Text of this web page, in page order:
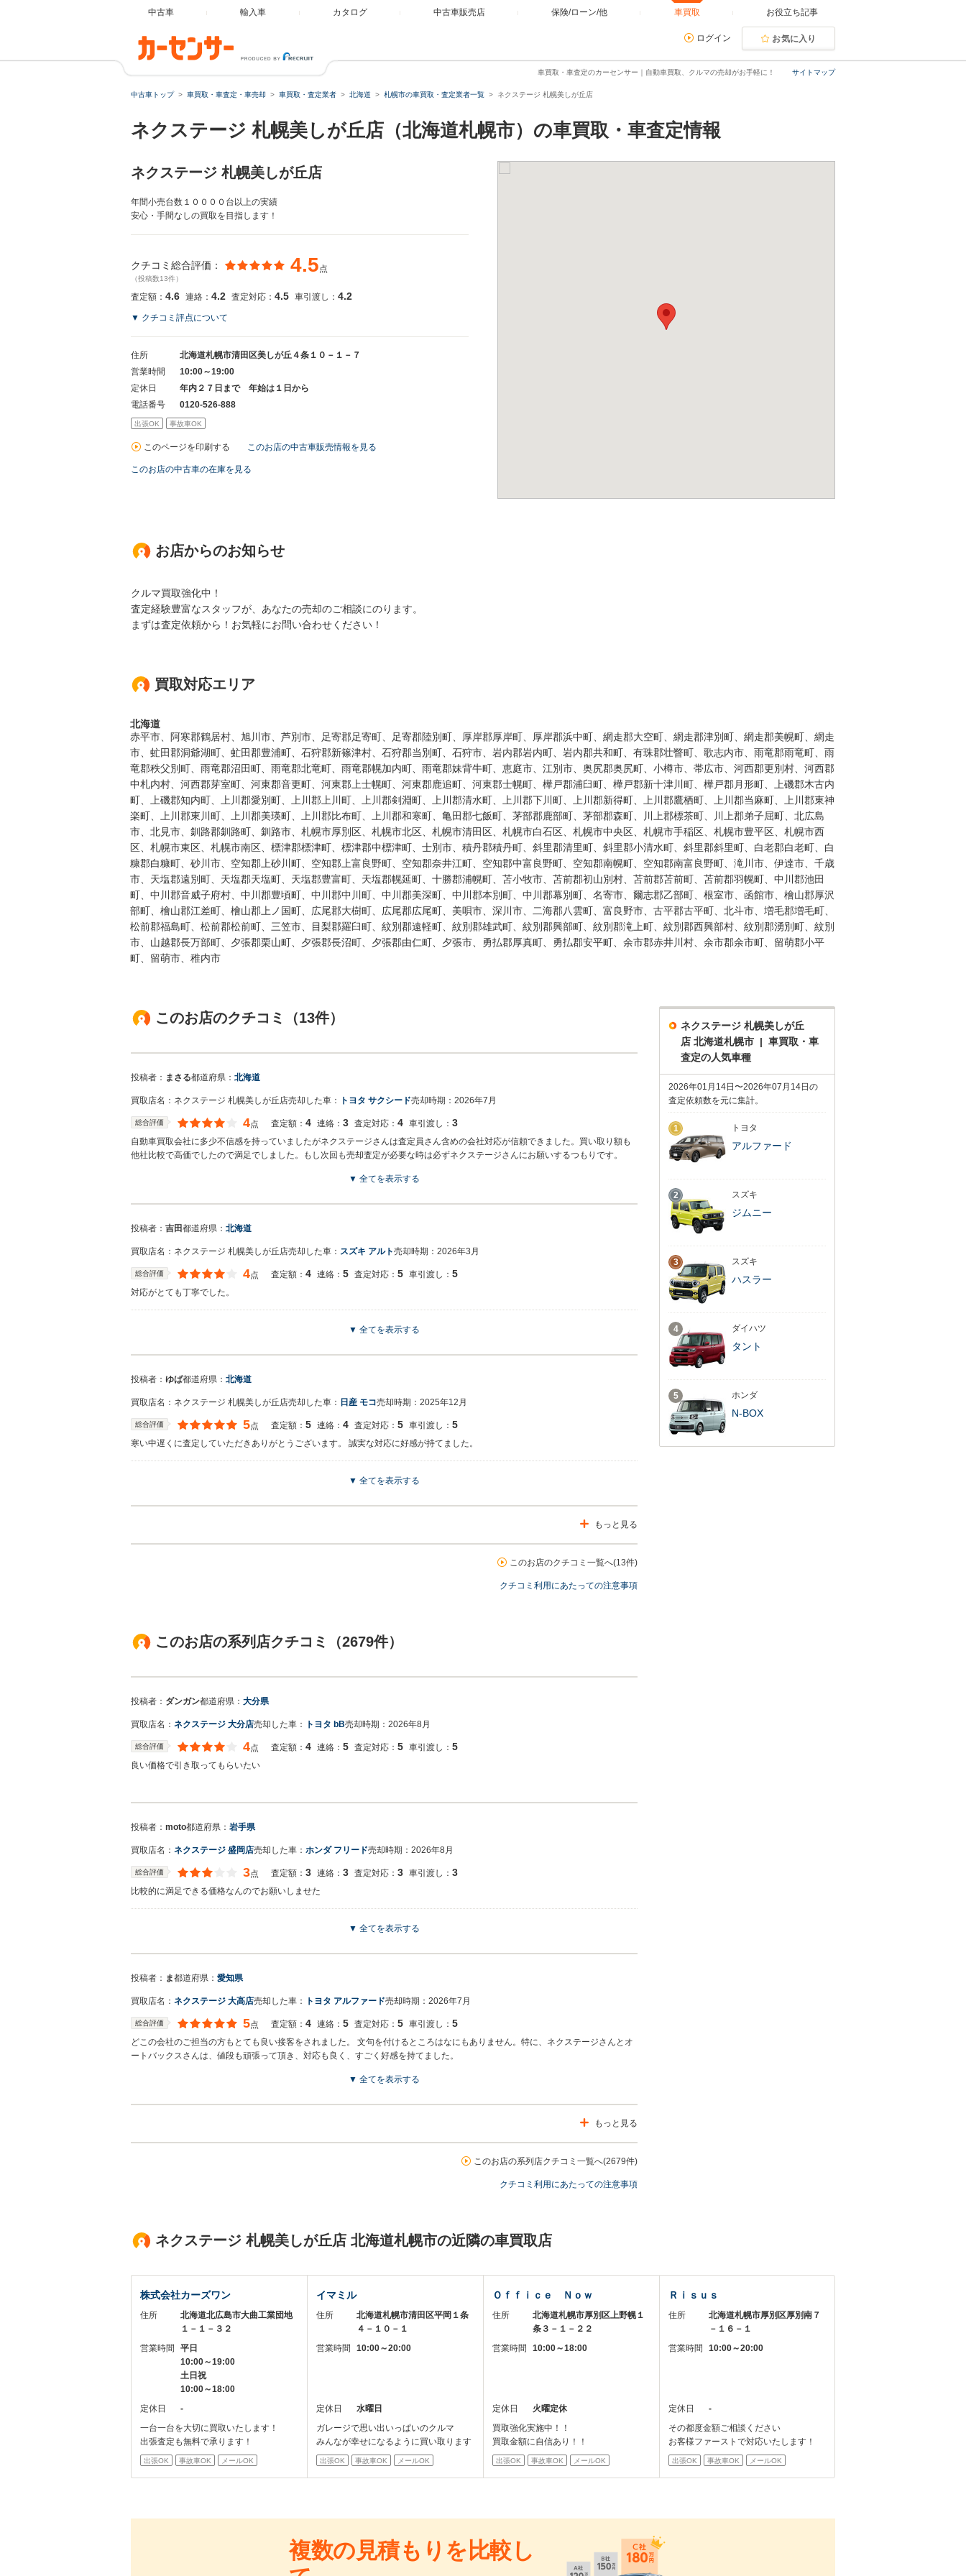
中古車 輸入車 カタログ 中古車販売店 保険/ローン/他 車買取 お役立ち記事
ログイン お気に入り
サイトマップ
車買取・車査定のカーセンサー｜自動車買取、クルマの売却がお手軽に！
中古車トップ 車買取・車査定・車売却 車買取・査定業者 北海道 札幌市の車買取・査定業者一覧 ネクステージ 札幌美しが丘店
ネクステージ 札幌美しが丘店（北海道札幌市）の車買取・車査定情報
ネクステージ 札幌美しが丘店
年間小売台数１００００台以上の実績
安心・手間なしの買取を目指します！
クチコミ総合評価： 4.5点
（投稿数13件）
査定額： 4.6 連絡： 4.2 査定対応： 4.5 車引渡し： 4.2
▼ クチコミ評点について
住所
北海道札幌市清田区美しが丘４条１０－１－７
営業時間
10:00～19:00
定休日
年内２７日まで 年始は１日から
電話番号
0120-526-888
出張OK 事故車OK
このページを印刷する このお店の中古車販売情報を見る
このお店の中古車の在庫を見る
お店からのお知らせ
クルマ買取強化中！
査定経験豊富なスタッフが、あなたの売却のご相談にのります。
まずは査定依頼から！お気軽にお問い合わせください！
買取対応エリア
北海道
赤平市、阿寒郡鶴居村、旭川市、芦別市、足寄郡足寄町、足寄郡陸別町、厚岸郡厚岸町、厚岸郡浜中町、網走郡大空町、網走郡津別町、網走郡美幌町、網走
市、虻田郡洞爺湖町、虻田郡豊浦町、石狩郡新篠津村、石狩郡当別町、石狩市、岩内郡岩内町、岩内郡共和町、有珠郡壮瞥町、歌志内市、雨竜郡雨竜町、雨
竜郡秩父別町、雨竜郡沼田町、雨竜郡北竜町、雨竜郡幌加内町、雨竜郡妹背牛町、恵庭市、江別市、奥尻郡奥尻町、小樽市、帯広市、河西郡更別村、河西郡
中札内村、河西郡芽室町、河東郡音更町、河東郡上士幌町、河東郡鹿追町、河東郡士幌町、樺戸郡浦臼町、樺戸郡新十津川町、樺戸郡月形町、上磯郡木古内
町、上磯郡知内町、上川郡愛別町、上川郡上川町、上川郡剣淵町、上川郡清水町、上川郡下川町、上川郡新得町、上川郡鷹栖町、上川郡当麻町、上川郡東神
楽町、上川郡東川町、上川郡美瑛町、上川郡比布町、上川郡和寒町、亀田郡七飯町、茅部郡鹿部町、茅部郡森町、川上郡標茶町、川上郡弟子屈町、北広島
市、北見市、釧路郡釧路町、釧路市、札幌市厚別区、札幌市北区、札幌市清田区、札幌市白石区、札幌市中央区、札幌市手稲区、札幌市豊平区、札幌市西
区、札幌市東区、札幌市南区、標津郡標津町、標津郡中標津町、士別市、積丹郡積丹町、斜里郡清里町、斜里郡小清水町、斜里郡斜里町、白老郡白老町、白
糠郡白糠町、砂川市、空知郡上砂川町、空知郡上富良野町、空知郡奈井江町、空知郡中富良野町、空知郡南幌町、空知郡南富良野町、滝川市、伊達市、千歳
市、天塩郡遠別町、天塩郡天塩町、天塩郡豊富町、天塩郡幌延町、十勝郡浦幌町、苫小牧市、苫前郡初山別村、苫前郡苫前町、苫前郡羽幌町、中川郡池田
町、中川郡音威子府村、中川郡豊頃町、中川郡中川町、中川郡美深町、中川郡本別町、中川郡幕別町、名寄市、爾志郡乙部町、根室市、函館市、檜山郡厚沢
部町、檜山郡江差町、檜山郡上ノ国町、広尾郡大樹町、広尾郡広尾町、美唄市、深川市、二海郡八雲町、富良野市、古平郡古平町、北斗市、増毛郡増毛町、
松前郡福島町、松前郡松前町、三笠市、目梨郡羅臼町、紋別郡遠軽町、紋別郡雄武町、紋別郡興部町、紋別郡滝上町、紋別郡西興部村、紋別郡湧別町、紋別
市、山越郡長万部町、夕張郡栗山町、夕張郡長沼町、夕張郡由仁町、夕張市、勇払郡厚真町、勇払郡安平町、余市郡赤井川村、余市郡余市町、留萌郡小平
町、留萌市、稚内市
このお店のクチコミ（13件）
投稿者： まさる都道府県： 北海道
買取店名： ネクステージ 札幌美しが丘店売却した車： トヨタ サクシード売却時期： 2026年7月
総合評価 4点 査定額： 4 連絡： 3 査定対応： 4 車引渡し： 3
自動車買取会社に多少不信感を持っていましたがネクステージさんは査定員さん含めの会社対応が信頼できました。買い取り額も
他社比較で高価でしたので満足でしました。もし次回も売却査定が必要な時は必ずネクステージさんにお願いするつもりです。
ざいました。弊社スタッフの接客をお褒め頂き光栄です。今後もご満足いただけるよう精進してまいります。スタッフ一同、また
▼ 全てを表示する
投稿者： 吉田都道府県： 北海道
買取店名： ネクステージ 札幌美しが丘店売却した車： スズキ アルト売却時期： 2026年3月
総合評価 4点 査定額： 4 連絡： 5 査定対応： 5 車引渡し： 5
対応がとても丁寧でした。
のご利用お待ちしております。
▼ 全てを表示する
投稿者： ゆば都道府県： 北海道
買取店名： ネクステージ 札幌美しが丘店売却した車： 日産 モコ売却時期： 2025年12月
総合評価 5点 査定額： 5 連絡： 4 査定対応： 5 車引渡し： 5
寒い中遅くに査定していただきありがとうございます。 誠実な対応に好感が持てました。
▼ 全てを表示する
もっと見る
このお店のクチコミ一覧へ(13件)
クチコミ利用にあたっての注意事項
このお店の系列店クチコミ（2679件）
投稿者： ダンガン都道府県： 大分県
買取店名： ネクステージ 大分店売却した車： トヨタ bB売却時期： 2026年8月
総合評価 4点 査定額： 4 連絡： 5 査定対応： 5 車引渡し： 5
良い価格で引き取ってもらいたい
投稿者： moto都道府県： 岩手県
買取店名： ネクステージ 盛岡店売却した車： ホンダ フリード売却時期： 2026年8月
総合評価 3点 査定額： 3 連絡： 3 査定対応： 3 車引渡し： 3
比較的に満足できる価格なんのでお願いしませた
ンの他にも輸入車やSUV、軽自動車などの各種専門店を展開しているため、また機会がございましたら是非お力添えできれば幸い
▼ 全てを表示する
投稿者： ま都道府県： 愛知県
買取店名： ネクステージ 大高店売却した車： トヨタ アルファード売却時期： 2026年7月
総合評価 5点 査定額： 4 連絡： 5 査定対応： 5 車引渡し： 5
どこの会社のご担当の方もとても良い接客をされました。 文句を付けるところはなにもありません。特に、ネクステージさんとオ
ートバックスさんは、値段も頑張って頂き、対応も良く、すごく好感を持てました。
ざいました。弊社ではアルファードのようなミニバンの専門店を展開している関係もあり、大変得意な車種となっております。ミ
ニバンの他にも輸入車やSUV、軽自動車などの各種専門店を展開しているため、また機会がございましたら是非お力添えできれば
▼ 全てを表示する
もっと見る
このお店の系列店クチコミ一覧へ(2679件)
クチコミ利用にあたっての注意事項
ネクステージ 札幌美しが丘
店 北海道札幌市 | 車買取・車
査定の人気車種
2026年01月14日〜2026年07月14日の
査定依頼数を元に集計。
トヨタ
アルファード
1
スズキ
ジムニー
2
スズキ
ハスラー
3
ダイハツ
タント
4
ホンダ
N-BOX
5
ネクステージ 札幌美しが丘店 北海道札幌市の近隣の車買取店
株式会社カーズワン
住所
北海道北広島市大曲工業団地
１－１－３２
営業時間
平日
10:00～19:00
土日祝
10:00～18:00
定休日
-
一台一台を大切に買取いたします！
出張査定も無料で承ります！
出張OK 事故車OK メールOK
イマミル
住所
北海道札幌市清田区平岡１条
４－１０－１
営業時間
10:00～20:00
定休日
水曜日
ガレージで思い出いっぱいのクルマ
みんなが幸せになるように買い取ります
出張OK 事故車OK メールOK
Ｏｆｆｉｃｅ Ｎｏｗ
住所
北海道札幌市厚別区上野幌１
条３－１－２２
営業時間
10:00～18:00
定休日
火曜定休
買取強化実施中！！
買取金額に自信あり！！
出張OK 事故車OK メールOK
Ｒｉｓｕｓ
住所
北海道札幌市厚別区厚別南７
－１６－１
営業時間
10:00～20:00
定休日
-
その都度金額ご相談ください
お客様ファーストで対応いたします！
出張OK 事故車OK メールOK
複数の見積もりを比較し